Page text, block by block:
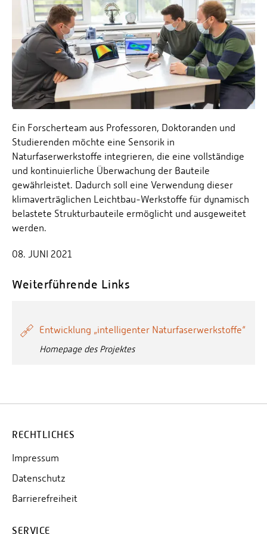
Personalvertretungen
Schwerbehindertenvertretungen
Informationssicherheit
Personalentwicklung
Personensuche
Ein Forscherteam aus Professoren, Doktoranden und
Studierenden möchte eine Sensorik in
Naturfaserwerkstoffe integrieren, die eine vollständige
und kontinuierliche Überwachung der Bauteile
gewährleistet. Dadurch soll eine Verwendung dieser
klimaverträglichen Leichtbau-Werkstoffe für dynamisch
belastete Strukturbauteile ermöglicht und ausgeweitet
werden.
08. JUNI 2021
Weiterführende Links
Entwicklung „intelligenter Naturfaserwerkstoffe“
Homepage des Projektes
RECHTLICHES
Impressum
Datenschutz
Barrierefreiheit
SERVICE